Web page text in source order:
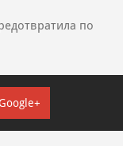
по
Google+